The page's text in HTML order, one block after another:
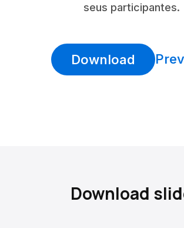
seus participantes.
Download
Download